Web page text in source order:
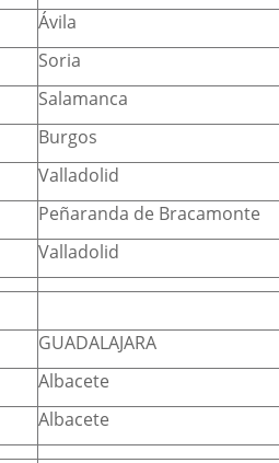
Ávila
Soria
Salamanca
Burgos
Valladolid
Peñaranda de Bracamonte
Valladolid
GUADALAJARA
Albacete
Albacete